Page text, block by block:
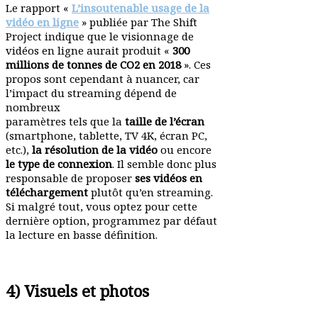
Le rapport « L’insoutenable usage de la
vidéo en ligne » publiée par The Shift
Project indique que le visionnage de
vidéos en ligne aurait produit « 300
millions de tonnes de CO2 en 2018». Ces
propos sont cependant à nuancer, car
l’impact du streaming dépend de
nombreux
para­mètres tels que la taille de l’écran
(smart­phone, tablette, TV 4K, écran PC,
etc.), la réso­lution de la vidéo ou encore
le type de connexion. Il semble donc plus
respon­sable de proposer ses vidéos en
télé­char­gement plutôt qu’en streaming.
Si malgré tout, vous optez pour cette
dernière option, programmez par défaut
la lecture en basse définition.
4) Visuels et photos